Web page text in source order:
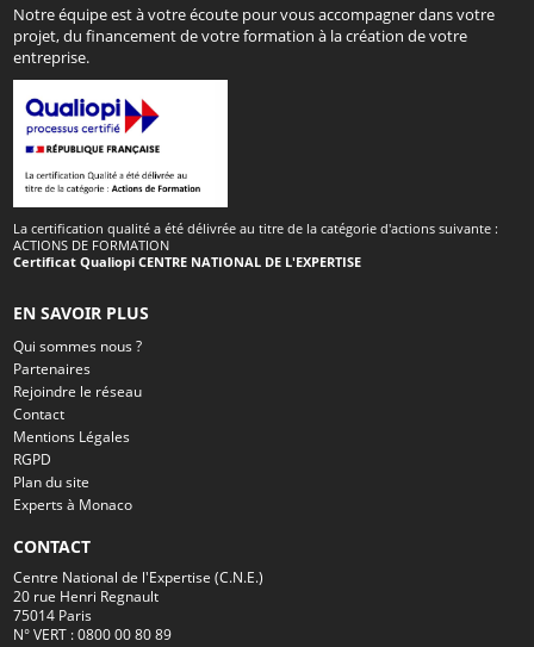
Notre équipe est à votre écoute pour vous accompagner dans votre
projet, du financement de votre formation à la création de votre
entreprise.
La certification qualité a été délivrée au titre de la catégorie d'actions suivante :
ACTIONS DE FORMATION
Certificat Qualiopi CENTRE NATIONAL DE L'EXPERTISE
EN SAVOIR PLUS
Qui sommes nous ?
Partenaires
Rejoindre le réseau
Contact
Mentions Légales
RGPD
Plan du site
Experts à Monaco
CONTACT
Centre National de l'Expertise (C.N.E.)
20 rue Henri Regnault
75014 Paris
N° VERT : 0800 00 80 89